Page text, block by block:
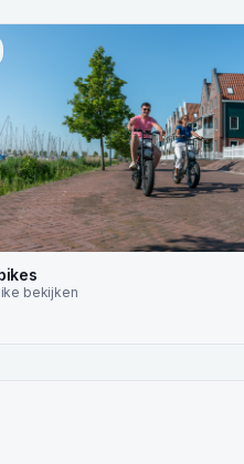
bekijken